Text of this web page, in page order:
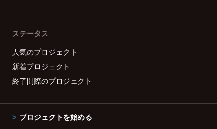
ステータス
人気のプロジェクト
新着プロジェクト
終了間際のプロジェクト
プロジェクトを始める